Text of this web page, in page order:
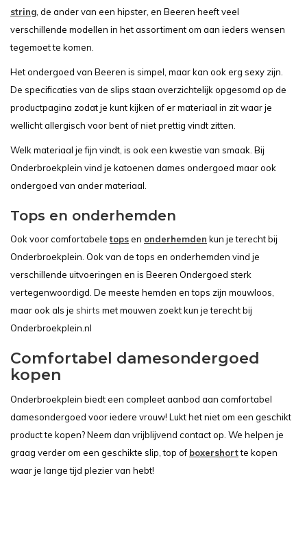
string , de ander van een hipster, en Beeren heeft veel
verschillende modellen in het assortiment om aan ieders wensen
tegemoet te komen.
Het ondergoed van Beeren is simpel, maar kan ook erg sexy zijn.
De specificaties van de slips staan overzichtelijk opgesomd op de
productpagina zodat je kunt kijken of er materiaal in zit waar je
wellicht allergisch voor bent of niet prettig vindt zitten.
Welk materiaal je fijn vindt, is ook een kwestie van smaak. Bij
Onderbroekplein vind je katoenen dames ondergoed maar ook
ondergoed van ander materiaal.
Tops en onderhemden
Ook voor comfortabeletopsen onderhemden kun je terecht bij
Onderbroekplein. Ook van de tops en onderhemden vind je
verschillende uitvoeringen en is Beeren Ondergoed sterk
vertegenwoordigd. De meeste hemden en tops zijn mouwloos,
maar ook als je shirts met mouwen zoekt kun je terecht bij
Onderbroekplein.nl
Comfortabel damesondergoed
kopen
Onderbroekplein biedt een compleet aanbod aan comfortabel
damesondergoed voor iedere vrouw! Lukt het niet om een geschikt
product te kopen? Neem dan vrijblijvend contact op. We helpen je
graag verder om een geschikte slip, top of boxershortte kopen
waar je lange tijd plezier van hebt!